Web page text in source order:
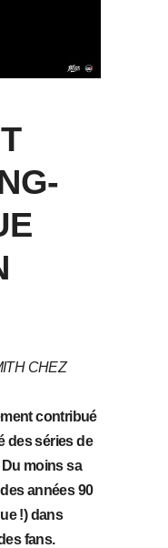
CHEZ
contribué
des séries de
Du moins sa
années 90
!) dans
fans.